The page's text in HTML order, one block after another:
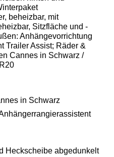
beheizbar, mit
Sitzfläche und -
Anhängevorrichtung
Trailer Assist; Räder &
Cannes in Schwarz /
in Schwarz
Heckscheibe abgedunkelt